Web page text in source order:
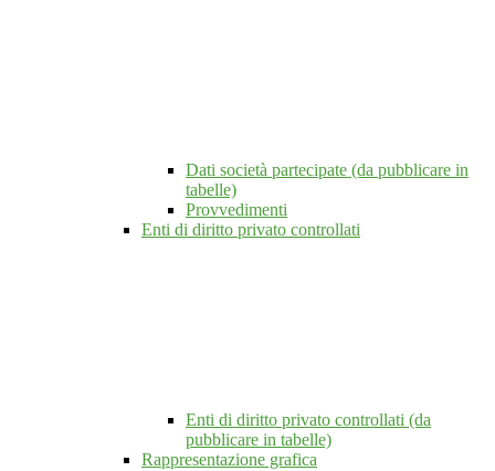
Dati società partecipate (da pubblicare in
tabelle)
Provvedimenti
Enti di diritto privato controllati
Enti di diritto privato controllati (da
pubblicare in tabelle)
Rappresentazione grafica